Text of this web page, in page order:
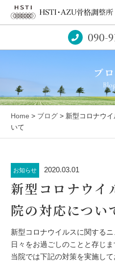
090-
ブ
Home > ブログ > 新型コロナウ
いて
お知らせ 2020.03.01
新型コロナウイ
院の対応につい
新型コロナウイルスに関する
日々をお過ごしのことと存じま
当院では下記の対策を実施して